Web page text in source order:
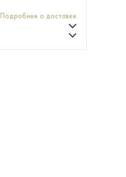
Подробнее о доставке